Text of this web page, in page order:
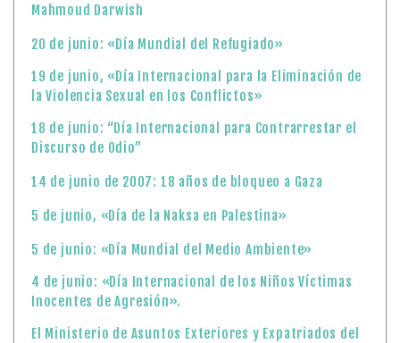
Mahmoud Darwish
20 de junio: «Día Mundial del Refugiado»
19 de junio, «Día Internacional para la Eliminación de
la Violencia Sexual en los Conflictos»
18 de junio: “Día Internacional para Contrarrestar el
Discurso de Odio”
14 de junio de 2007: 18 años de bloqueo a Gaza
5 de junio, «Día de la Naksa en Palestina»
5 de junio: «Día Mundial del Medio Ambiente»
4 de junio: «Día Internacional de los Niños Víctimas
Inocentes de Agresión».
El Ministerio de Asuntos Exteriores y Expatriados del